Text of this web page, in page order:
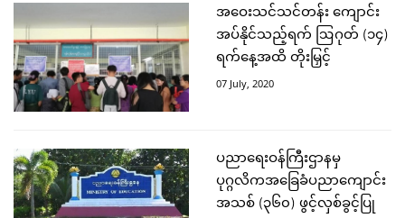
အဝေးသင်သင်တန်း ကျောင်း
အပ်နိုင်သည့်ရက် ဩဂုတ် (၁၄)
ရက်နေ့အထိ တိုးမြှင့်
07 July, 2020
ပညာရေးဝန်ကြီးဌာနမှ
ပုဂ္ဂလိကအခြေခံပညာကျောင်း
အသစ် (၃၆၀) ဖွင့်လှစ်ခွင့်ပြု